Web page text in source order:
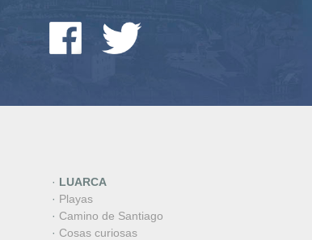
· LUARCA
· Playas
· Camino de Santiago
· Cosas curiosas